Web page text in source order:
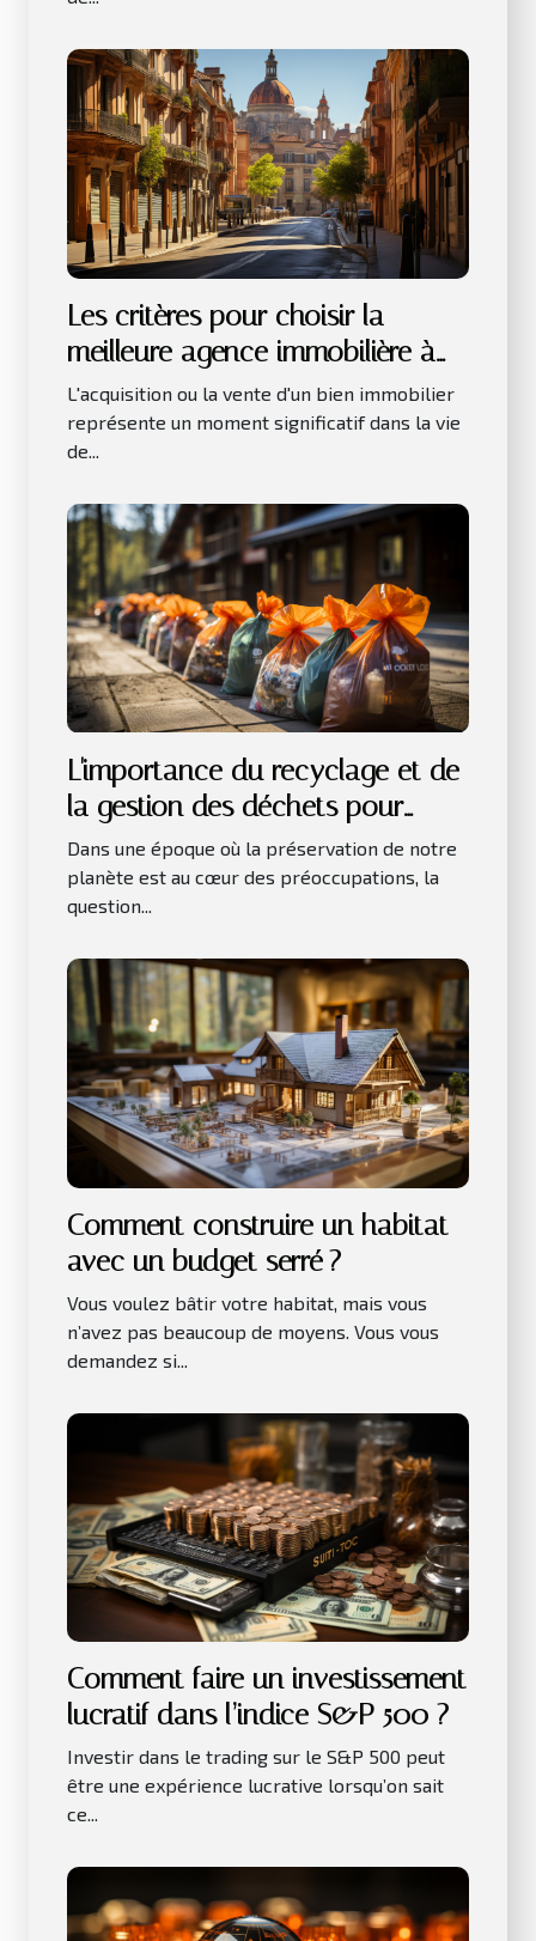
Les critères pour choisir la
meilleure agence immobilière à
Toulouse
L'acquisition ou la vente d'un bien immobilier
représente un moment significatif dans la vie
de...
L'importance du recyclage et de
la gestion des déchets pour
l'environnement
Dans une époque où la préservation de notre
planète est au cœur des préoccupations, la
question...
Comment construire un habitat
avec un budget serré ?
Vous voulez bâtir votre habitat, mais vous
n’avez pas beaucoup de moyens. Vous vous
demandez si...
Comment faire un investissement
lucratif dans l’indice S&P 500 ?
Investir dans le trading sur le S&P 500 peut
être une expérience lucrative lorsqu’on sait
ce...